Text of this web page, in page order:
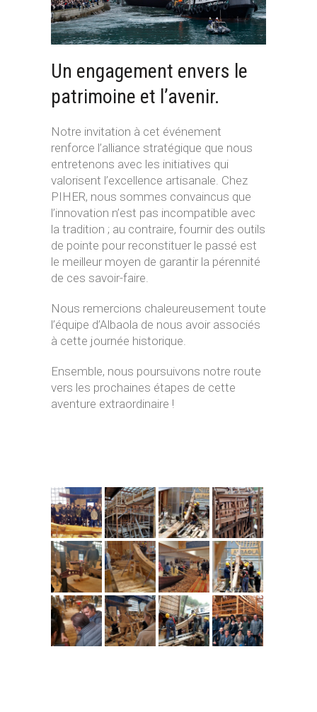
Un engagement envers le
patrimoine et l’avenir.
Notre invitation à cet événement
renforce l’alliance stratégique que nous
entretenons avec les initiatives qui
valorisent l’excellence artisanale. Chez
PIHER, nous sommes convaincus que
l’innovation n’est pas incompatible avec
la tradition ; au contraire, fournir des outils
de pointe pour reconstituer le passé est
le meilleur moyen de garantir la pérennité
de ces savoir-faire.
Nous remercions chaleureusement toute
l’équipe d’Albaola de nous avoir associés
à cette journée historique.
Ensemble, nous poursuivons notre route
vers les prochaines étapes de cette
aventure extraordinaire !